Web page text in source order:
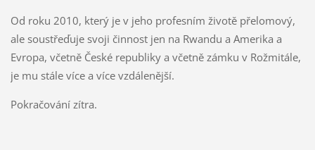
Od roku 2010, který je v jeho profesním životě přelomový,
ale soustřeďuje svoji činnost jen na Rwandu a Amerika a
Evropa, včetně České republiky a včetně zámku v Rožmitále,
je mu stále více a více vzdálenější.
Pokračování zítra.